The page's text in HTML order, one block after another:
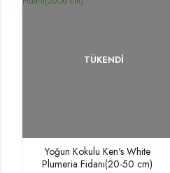
TÜKENDI
Yoğun Kokulu Ken's White
Plumeria Fidanı(20-50 cm)